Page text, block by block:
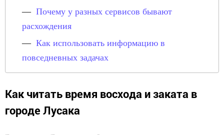
Почему у разных сервисов бывают
расхождения
Как использовать информацию в
повседневных задачах
Как читать время восхода и заката в
городе Лусака